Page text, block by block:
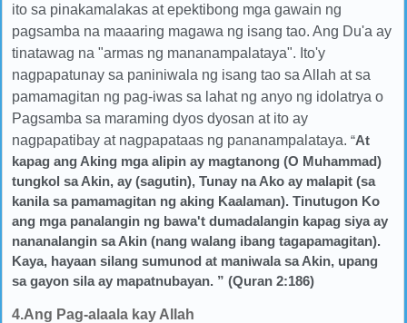
ito sa pinakamalakas at epektibong mga gawain ng
pagsamba na maaaring magawa ng isang tao. Ang Du'a ay
tinatawag na "armas ng mananampalataya". Ito'y
nagpapatunay sa paniniwala ng isang tao sa Allah at sa
pamamagitan ng pag-iwas sa lahat ng anyo ng idolatrya o
Pagsamba sa maraming dyos dyosan at ito ay
nagpapatibay at nagpapataas ng pananampalataya. “At
kapag ang Aking mga alipin ay magtanong (O Muhammad)
tungkol sa Akin, ay (sagutin), Tunay na Ako ay malapit (sa
kanila sa pamamagitan ng aking Kaalaman). Tinutugon Ko
ang mga panalangin ng bawa't dumadalangin kapag siya ay
nananalangin sa Akin (nang walang ibang tagapamagitan).
Kaya, hayaan silang sumunod at maniwala sa Akin, upang
sa gayon sila ay mapatnubayan. ” (Quran 2:186)
4.Ang Pag-alaala kay Allah